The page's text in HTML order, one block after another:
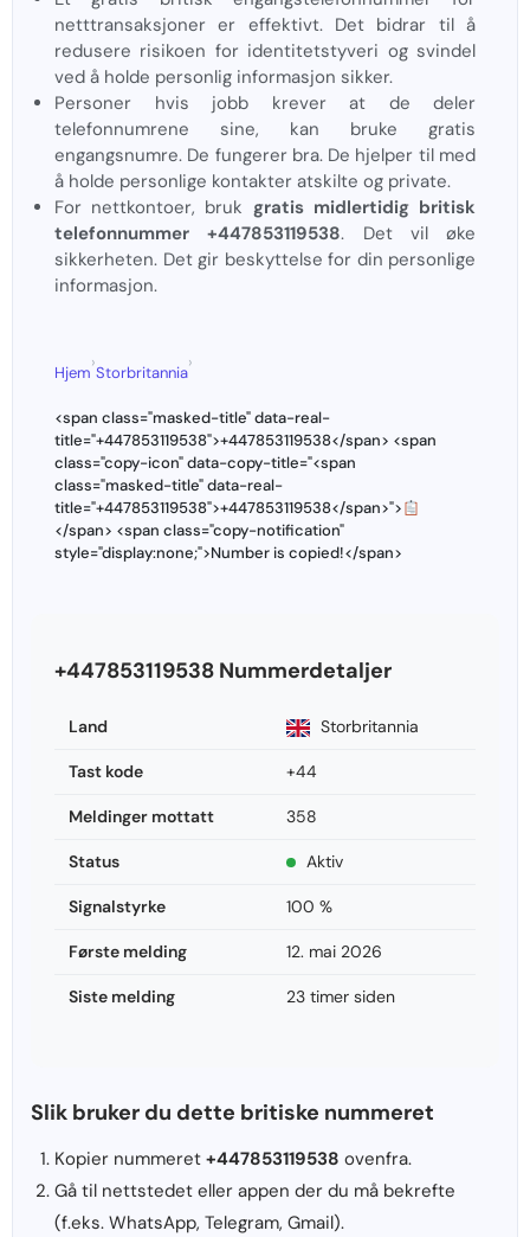
netttransaksjoner er effektivt. Det bidrar til å
redusere risikoen for identitetstyveri og svindel
ved å holde personlig informasjon sikker.
Personer hvis jobb krever at de deler
telefonnumrene sine, kan bruke gratis
engangsnumre. De fungerer bra. De hjelper til med
å holde personlige kontakter atskilte og private.
For nettkontoer, bruk gratis midlertidig britisk
telefonnummer +447853119538. Det vil øke
sikkerheten. Det gir beskyttelse for din personlige
informasjon.
Hjem
›
Storbritannia
›
<span class="masked-title" data-real-
title="+447853119538">+447853119538</span> <span
class="copy-icon" data-copy-title="<span
class="masked-title" data-real-
title="+447853119538">+447853119538</span>">
</span> <span class="copy-notification"
style="display:none;">Number is copied!</span>
+447853119538 Nummerdetaljer
Land Storbritannia
Tast kode +44
Meldinger mottatt 358
Status Aktiv
Signalstyrke 100 %
Første melding 12. mai 2026
Siste melding 23 timer siden
Slik bruker du dette britiske nummeret
Kopier nummeret +447853119538 ovenfra.
Gå til nettstedet eller appen der du må bekrefte
(f.eks. WhatsApp, Telegram, Gmail).